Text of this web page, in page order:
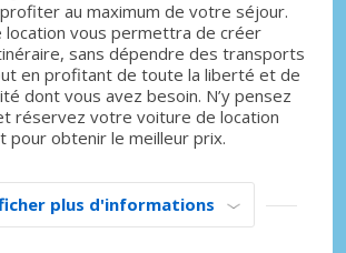
au maximum de votre séjour.
location vous permettra de créer
sans dépendre des transports
en profitant de toute la liberté et de
dont vous avez besoin. N’y pensez
réservez votre voiture de location
pour obtenir le meilleur prix.
plus d'informations